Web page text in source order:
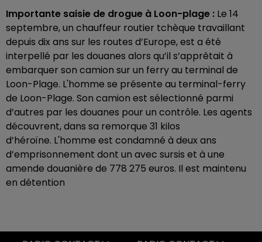
Importante saisie de drogue à Loon-plage : Le 14
septembre, un chauffeur routier tchèque travaillant
depuis dix ans sur les routes d’Europe, est a été
interpellé par les douanes alors qu’il s’apprêtait à
embarquer son camion sur un ferry au terminal de
Loon-Plage. L'homme se présente au terminal-ferry
de Loon-Plage. Son camion est sélectionné parmi
d’autres par les douanes pour un contrôle. Les agents
découvrent, dans sa remorque 31 kilos
d’héroïne. L'homme est condamné à deux ans
d’emprisonnement dont un avec sursis et à une
amende douanière de 778 275 euros. Il est maintenu
en détention